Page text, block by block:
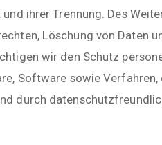
ihrer Trennung. Des
Löschung von Daten
wir den Schutz
Software sowie
durch